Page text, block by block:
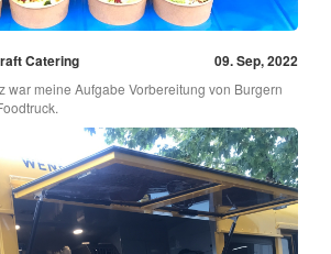
Catering 09. Sep, 2022
war meine Aufgabe Vorbereitung von Burgern